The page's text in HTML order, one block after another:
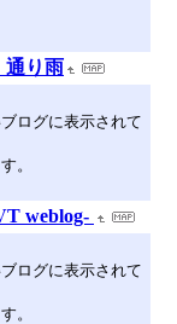
通り雨
ログに表示されて
。
weblog-
ログに表示されて
。